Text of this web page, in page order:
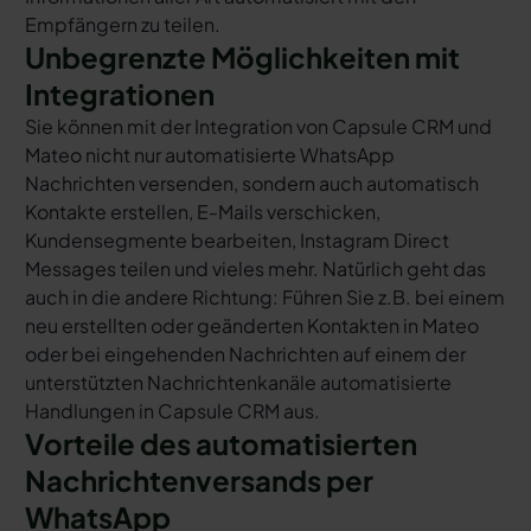
Empfängern zu teilen.
Unbegrenzte Möglichkeiten mit
Integrationen
Sie können mit der Integration von Capsule CRM und
Mateo nicht nur automatisierte WhatsApp
Nachrichten versenden, sondern auch automatisch
Kontakte erstellen, E-Mails verschicken,
Kundensegmente bearbeiten, Instagram Direct
Messages teilen und vieles mehr. Natürlich geht das
auch in die andere Richtung: Führen Sie z.B. bei einem
neu erstellten oder geänderten Kontakten in Mateo
oder bei eingehenden Nachrichten auf einem der
unterstützten Nachrichtenkanäle automatisierte
Handlungen in Capsule CRM aus.
Vorteile des automatisierten
Nachrichtenversands per
WhatsApp